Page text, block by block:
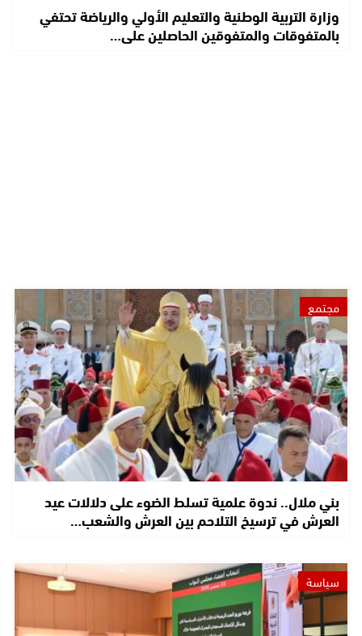
وزارة التربية الوطنية والتعليم الأولي والرياضة تحتفي
بالمتفوقات والمتفوقين الحاصلين على…
مجتمع
بني ملال.. ندوة علمية تسلط الضوء على دلالات عيد
العرش في ترسيخ التلاحم بين العرش والشعب…
سياسة